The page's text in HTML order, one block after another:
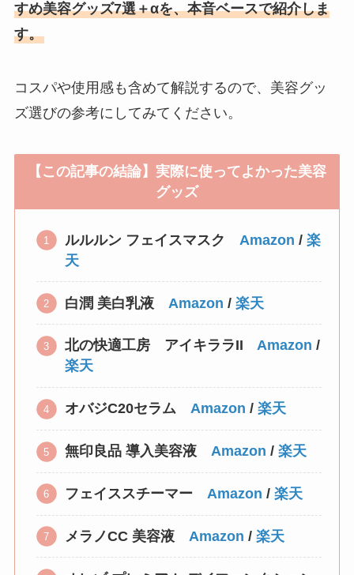
すめ美容グッズ7選＋αを、本音ベースで紹介しま
す。
コスパや使用感も含めて解説するので、美容グッ
ズ選びの参考にしてみてください。
【この記事の結論】実際に使ってよかった美容
グッズ
ルルルン フェイスマスク Amazon / 楽
天
白潤 美白乳液 Amazon / 楽天
北の快適工房 アイキララII Amazon /
楽天
オバジC20セラム Amazon / 楽天
無印良品 導入美容液 Amazon / 楽天
フェイススチーマー Amazon / 楽天
メラノCC 美容液 Amazon / 楽天